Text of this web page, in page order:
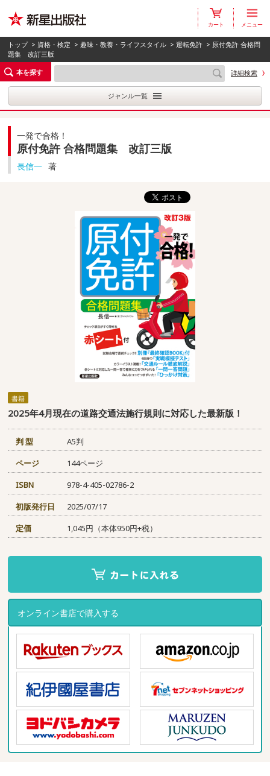
カート メニュー
トップ > 資格・検定 >趣味・教養・ライフスタイル >運転免許 > 原付免許 合格問
題集 改訂三版
本を探す
詳細検索
ジャンル一覧
一発で合格！
原付免許 合格問題集 改訂三版
長信一 著
書籍
2025年4月現在の道路交通法施行規則に対応した最新版！
判 型
A5判
ページ
144ページ
ISBN
978-4-405-02786-2
初版発行日
2025/07/17
定価
1,045円（本体950円+税）
オンライン書店で購入する